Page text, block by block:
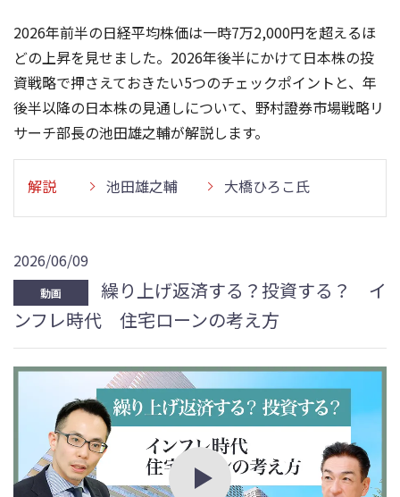
2026年前半の日経平均株価は一時7万2,000円を超えるほ
どの上昇を見せました。2026年後半にかけて日本株の投
資戦略で押さえておきたい5つのチェックポイントと、年
後半以降の日本株の見通しについて、野村證券市場戦略リ
サーチ部長の池田雄之輔が解説します。
解説 池田雄之輔 大橋ひろこ氏
2026/06/09
動画
繰り上げ返済する？投資する？ イ
ンフレ時代 住宅ローンの考え方